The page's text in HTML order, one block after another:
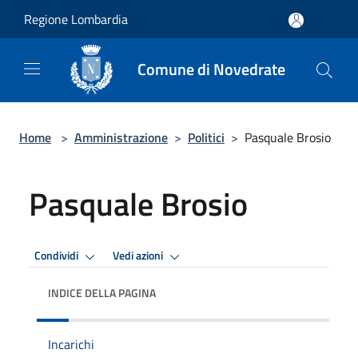
Regione Lombardia
Comune di Novedrate
Home > Amministrazione > Politici > Pasquale Brosio
Pasquale Brosio
Condividi Vedi azioni
INDICE DELLA PAGINA
Incarichi